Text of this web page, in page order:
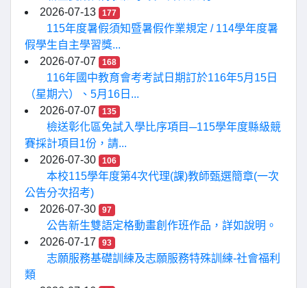
2026-07-13
177
115年度暑假須知暨暑假作業規定 / 114學年度暑
假學生自主學習獎...
2026-07-07
168
116年國中教育會考考試日期訂於116年5月15日
（星期六）、5月16日...
2026-07-07
135
檢送彰化區免試入學比序項目─115學年度縣級競
賽採計項目1份，請...
2026-07-30
106
本校115學年度第4次代理(課)教師甄選簡章(一次
公告分次招考)
2026-07-30
97
公告新生雙語定格動畫創作班作品，詳如說明。
2026-07-17
93
志願服務基礎訓練及志願服務特殊訓練-社會福利
類